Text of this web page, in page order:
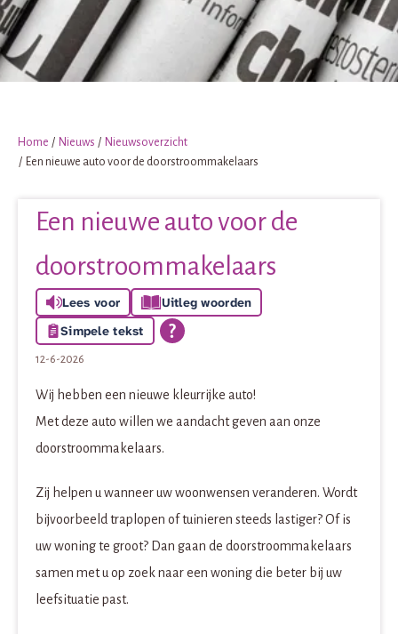
Home Nieuws
Nieuwsoverzicht
Een nieuwe auto voor de doorstroommakelaars
Een nieuwe auto voor de
doorstroommakelaars
Lees voor
Uitleg woorden
Simpele tekst
12-6-2026
Wij hebben een nieuwe kleurrijke auto!
Met deze auto willen we aandacht geven aan onze
doorstroommakelaars.
Zij helpen u wanneer uw woonwensen veranderen. Wordt
bijvoorbeeld traplopen of tuinieren steeds lastiger? Of is
uw woning te groot? Dan gaan de doorstroommakelaars
samen met u op zoek naar een woning die beter bij uw
leefsituatie past.